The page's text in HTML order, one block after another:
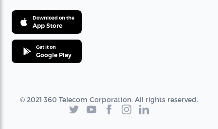
Download on the
App Store
Get it on
Google Play
© 2021 360 Telecom Corporation. All rights reserved.